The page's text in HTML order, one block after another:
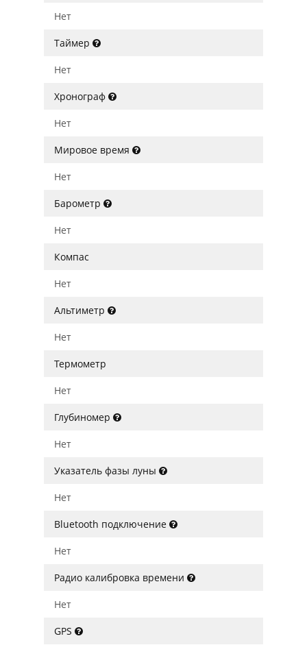
Нет
Таймер
Нет
Хронограф
Нет
Мировое время
Нет
Барометр
Нет
Компас
Нет
Альтиметр
Нет
Термометр
Нет
Глубиномер
Нет
Указатель фазы луны
Нет
Bluetooth подключение
Нет
Радио калибровка времени
Нет
GPS